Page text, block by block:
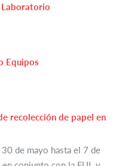
Laboratorio
Equipos
recolección de papel en
de mayo hasta el 7 de